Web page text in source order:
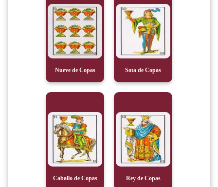
Nueve de Copas Sota de Copas
Caballo de Copas Rey de Copas